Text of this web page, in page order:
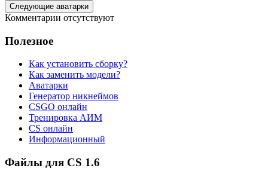
Следующие аватарки
Комментарии отсутствуют
Полезное
Как установить сборку?
Как заменить модели?
Аватарки
Генератор никнеймов
CSGO онлайн
Тренировка АИМ
CS онлайн
Информационный
Файлы для CS 1.6